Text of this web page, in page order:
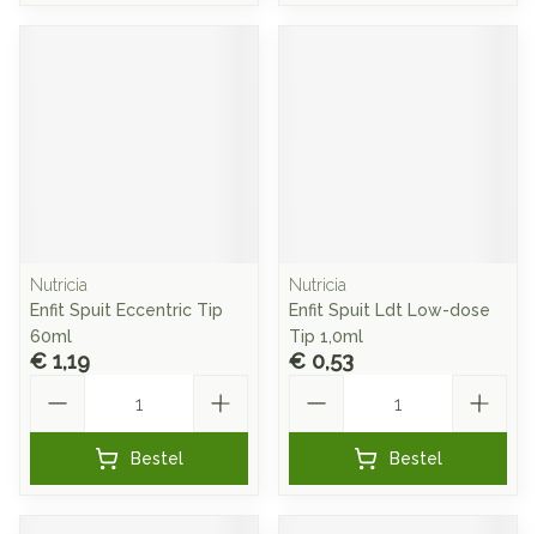
Nutricia
Enfit Spuit Eccentric Tip
60ml
€ 1,19
Bestel
Nutricia
Enfit Spuit Ldt Low-dose
Tip 1,0ml
€ 0,53
Bestel